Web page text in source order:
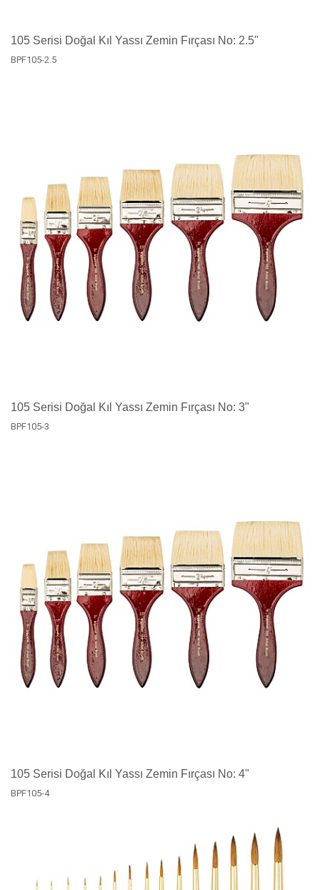
105 Serisi Doğal Kıl Yassı Zemin Fırçası No: 2.5"
BPF105-2.5
105 Serisi Doğal Kıl Yassı Zemin Fırçası No: 3"
BPF105-3
105 Serisi Doğal Kıl Yassı Zemin Fırçası No: 4"
BPF105-4